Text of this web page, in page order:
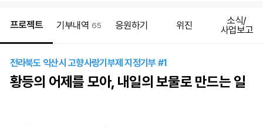
프로젝트 기부내역 65 응원하기 위진
소식/
사업보고
전라북도 익산시 고향사랑기부제 지정기부 #1
황등의 어제를 모아, 내일의 보물로 만드는 일